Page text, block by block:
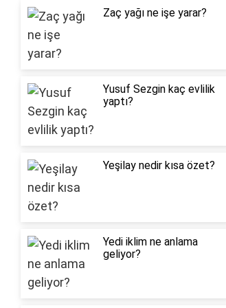
Zaç yağı ne işe yarar?
Yusuf Sezgin kaç evlilik
yaptı?
Yeşilay nedir kısa özet?
Yedi iklim ne anlama
geliyor?